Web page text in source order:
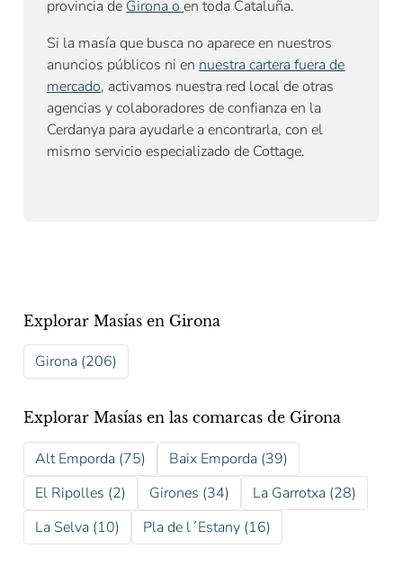
provincia deGirona oen toda Cataluña.
Si la masía que busca no aparece en nuestros
anuncios públicos ni en nuestra cartera fuera de
mercado, activamos nuestra red local de otras
agencias y colaboradores de confianza en la
Cerdanya para ayudarle a encontrarla, con el
mismo servicio especializado de Cottage.
Explorar Masías en Girona
Girona (206)
Explorar Masías en las comarcas de Girona
Alt Emporda (75)
Baix Emporda (39)
El Ripolles (2)
Girones (34)
La Garrotxa (28)
La Selva (10)
Pla de l´Estany (16)